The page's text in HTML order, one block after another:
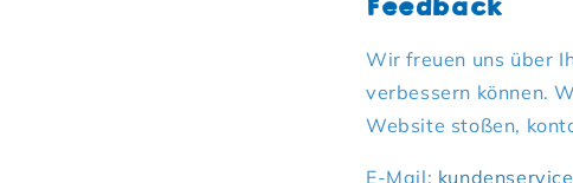
Feedback
Wir freuen uns über
verbessern können.
Website stoßen,
E-Mail: